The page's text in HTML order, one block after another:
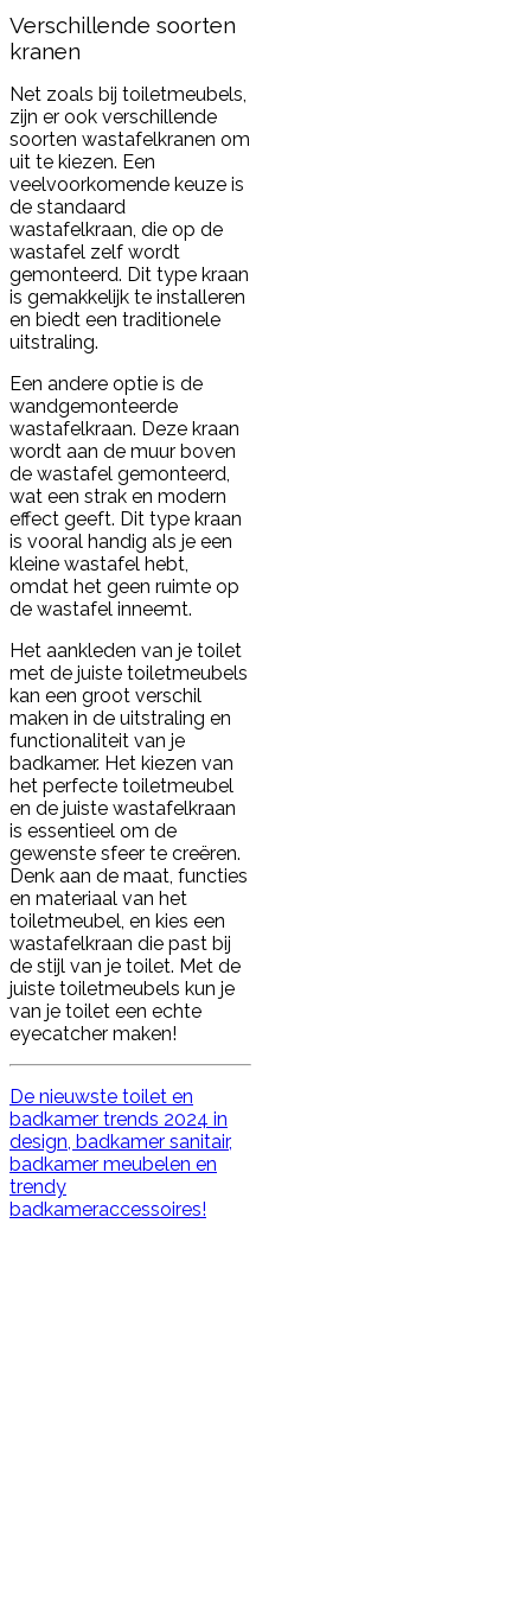
Verschillende soorten
kranen
Net zoals bij toiletmeubels,
zijn er ook verschillende
soorten wastafelkranen om
uit te kiezen. Een
veelvoorkomende keuze is
de standaard
wastafelkraan, die op de
wastafel zelf wordt
gemonteerd. Dit type kraan
is gemakkelijk te installeren
en biedt een traditionele
uitstraling.
Een andere optie is de
wandgemonteerde
wastafelkraan. Deze kraan
wordt aan de muur boven
de wastafel gemonteerd,
wat een strak en modern
effect geeft. Dit type kraan
is vooral handig als je een
kleine wastafel hebt,
omdat het geen ruimte op
de wastafel inneemt.
Het aankleden van je toilet
met de juiste toiletmeubels
kan een groot verschil
maken in de uitstraling en
functionaliteit van je
badkamer. Het kiezen van
het perfecte toiletmeubel
en de juiste wastafelkraan
is essentieel om de
gewenste sfeer te creëren.
Denk aan de maat, functies
en materiaal van het
toiletmeubel, en kies een
wastafelkraan die past bij
de stijl van je toilet. Met de
juiste toiletmeubels kun je
van je toilet een echte
eyecatcher maken!
De nieuwste toilet en
badkamer trends 2024 in
design, badkamer sanitair,
badkamer meubelen en
trendy
badkameraccessoires!